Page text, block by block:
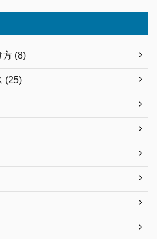
方 (8)
(25)